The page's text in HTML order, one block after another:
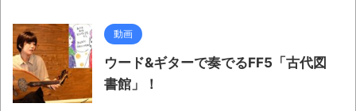
動画
ウード&ギターで奏でるFF5「古代図
書館」！